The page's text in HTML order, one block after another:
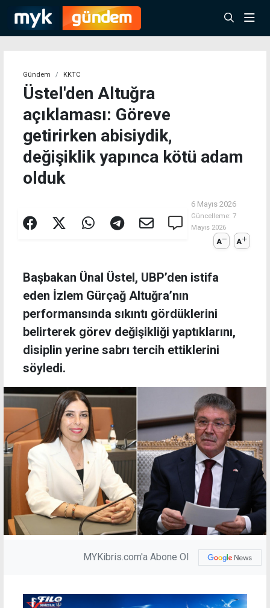
Gündem KKTC
Üstel'den Altuğra
açıklaması: Göreve
getirirken abisiydik,
değişiklik yapınca kötü adam
olduk
6 Mayıs 2026
Güncelleme: 7
Mayıs 2026
A A
Başbakan Ünal Üstel, UBP’den istifa
eden İzlem Gürçağ Altuğra’nın
performansında sıkıntı gördüklerini
belirterek görev değişikliği yaptıklarını,
disiplin yerine sabrı tercih ettiklerini
söyledi.
MYKibris.com'a Abone Ol